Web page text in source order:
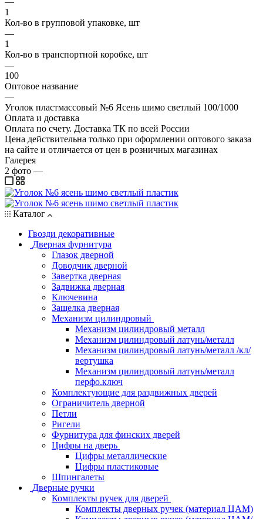
1
Кол-во в групповой упаковке, шт
—
1
Кол-во в транспортной коробке, шт
—
100
Оптовое название
—
Уголок пластмассовый №6 Ясень шимо светлый 100/1000
Оплата и доставка
Оплата по счету. Доставка ТК по всей России
Цена действительна только при оформлении оптового заказа
на сайте и отличается от цен в розничных магазинах
Галерея
2 фото —
Каталог
Гвозди декоративные
Дверная фурнитура
Глазок дверной
Доводчик дверной
Завертка дверная
Задвижка дверная
Ключевина
Защелка дверная
Механизм цилиндровый
Механизм цилиндровый металл
Механизм цилиндровый латунь/металл
Механизм цилиндровый латунь/металл /кл/
вертушка
Механизм цилиндровый латунь/металл
перфо.ключ
Комплектующие для раздвижных дверей
Ограничитель дверной
Петли
Ригели
Фурнитура для финских дверей
Цифры на дверь
Цифры металлические
Цифры пластиковые
Шпингалеты
Дверные ручки
Комплекты ручек для дверей
Комплекты дверных ручек (материал ЦАМ)